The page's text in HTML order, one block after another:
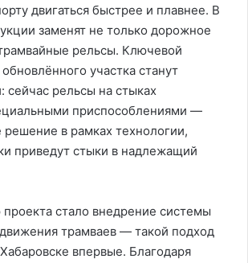
двигаться быстрее и плавнее. В
заменят не только дорожное
рельсы. Ключевой
участка станут
сейчас рельсы на стыках
приспособлениями —
решение в рамках технологии,
приведут стыки в надлежащий
стало внедрение системы
трамваев — такой подход
впервые. Благодаря